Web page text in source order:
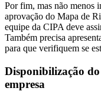
Por fim, mas não menos
aprovação do Mapa de
equipe da CIPA deve
Também precisa
para que verifiquem se
Disponibilização
empresa